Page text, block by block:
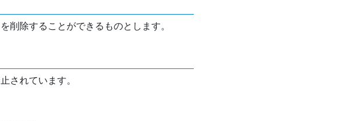
削除することができるものとします。
されています。